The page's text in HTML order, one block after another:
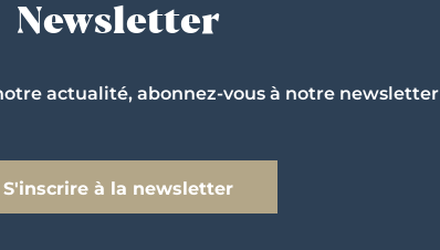
Newsletter
actualité, abonnez-vous à notre newsletter
S'inscrire à la newsletter